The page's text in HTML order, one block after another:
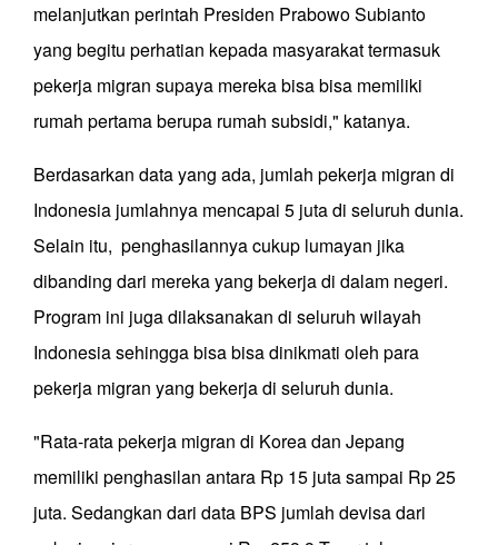
melanjutkan perintah Presiden Prabowo Subianto
yang begitu perhatian kepada masyarakat termasuk
pekerja migran supaya mereka bisa bisa memiliki
rumah pertama berupa rumah subsidi," katanya.
Berdasarkan data yang ada, jumlah pekerja migran di
Indonesia jumlahnya mencapai 5 juta di seluruh dunia.
Selain itu, penghasilannya cukup lumayan jika
dibanding dari mereka yang bekerja di dalam negeri.
Program ini juga dilaksanakan di seluruh wilayah
Indonesia sehingga bisa bisa dinikmati oleh para
pekerja migran yang bekerja di seluruh dunia.
"Rata-rata pekerja migran di Korea dan Jepang
memiliki penghasilan antara Rp 15 juta sampai Rp 25
juta. Sedangkan dari data BPS jumlah devisa dari